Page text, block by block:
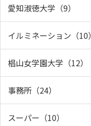
愛知淑徳大学（9）
イルミネーション（10）
椙山女学園大学（12）
事務所（24）
スーパー（10）